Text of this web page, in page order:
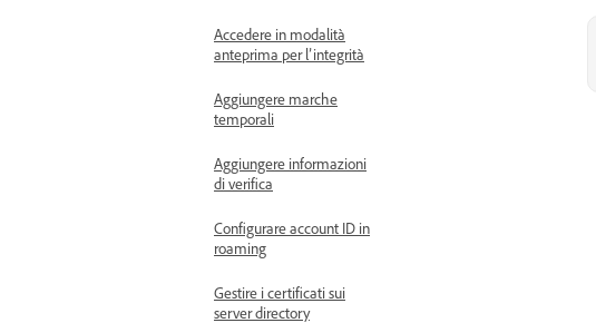
Accedere in modalità
anteprima per l’integrità
Aggiungere marche
temporali
Aggiungere informazioni
di verifica
Configurare account ID in
roaming
Gestire i certificati sui
server directory